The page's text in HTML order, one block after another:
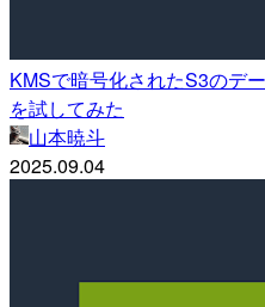
KMSで暗号化されたS3のデ
を試してみた
山本暁斗
2025.09.04